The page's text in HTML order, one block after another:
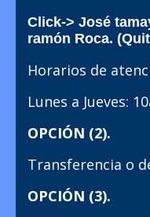
Click-> José
ramón Roca.
Horarios de
Lunes a Jueves:
OPCIÓN (2).
Transferencia o
OPCIÓN (3).